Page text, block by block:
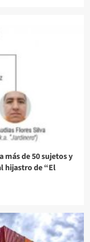
más de 50 sujetos y
hijastro de “El